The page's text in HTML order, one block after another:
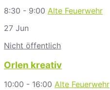
8:30 - 9:00 Alte Feuerwehr
27 Jun
Nicht öffentlich
Orlen kreativ
10:00 - 16:00 Alte Feuerwehr